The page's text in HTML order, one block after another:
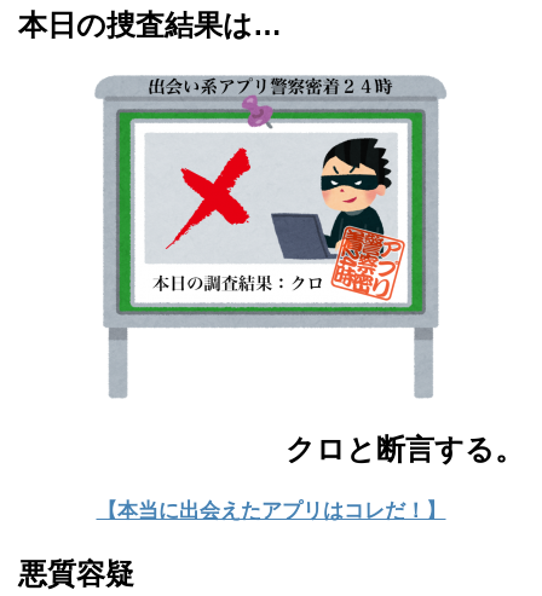
本日の捜査結果は…
クロと断言する。
【本当に出会えたアプリはコレだ！】
悪質容疑